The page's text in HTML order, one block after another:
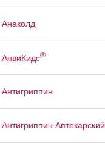
Анаколд
АнвиКидс®
Антигриппин
Антигриппин Аптекарский